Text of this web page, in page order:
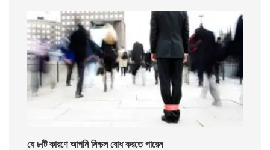
যে ৮টি কারণে আপনি নিশ্চল বোধ করতে পারেন